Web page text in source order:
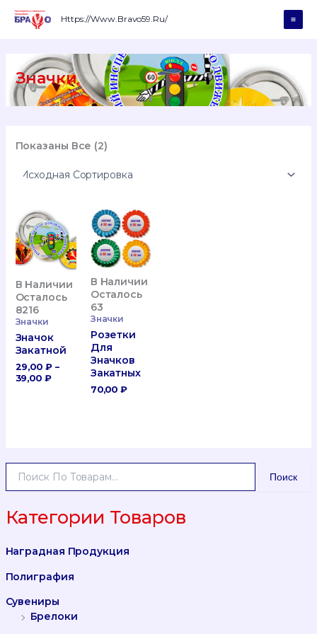
Содержимому
Https://www.bravo59.ru/
А
Т
:
Поиск
Категории Товаров
Наградная Продукция
Полиграфия
Сувениры
Брелоки
Значки
Показаны Все (2)
В Наличии
Осталось
8216
Значки
Значок
Закатной
29,00 ₽ –
39,00 ₽Диапазон
В Наличии
Осталось
63
Значки
Розетки
Для
Значков
Закатных
70,00₽